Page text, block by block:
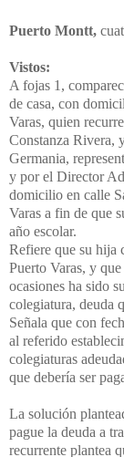
Puerto Montt,
Vistos:
A fojas 1,
de casa, con
Varas, quien
Constanza Rivera,
Germania,
y por el Director
domicilio en calle
Varas a fin de que
año escolar.
Refiere que su hija
Puerto Varas, y
ocasiones ha sido
colegiatura, deuda
Señala que con
al referido
colegiaturas
que debería ser
La solución
pague la deuda a
recurrente plantea